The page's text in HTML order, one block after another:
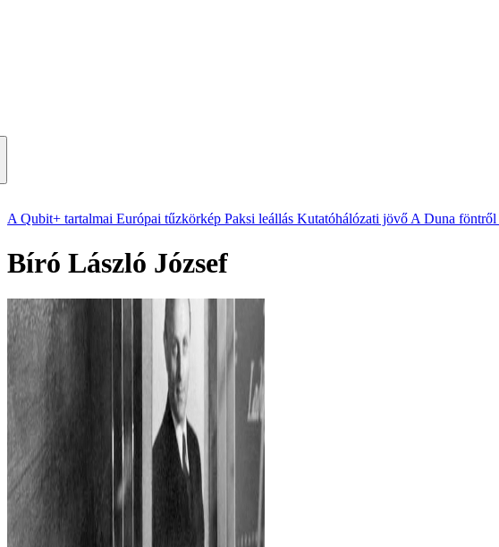
A Qubit+ tartalmai Európai tűzkörkép Paksi leállás Kutatóhálózati jövő A Duna föntről
Bíró László József